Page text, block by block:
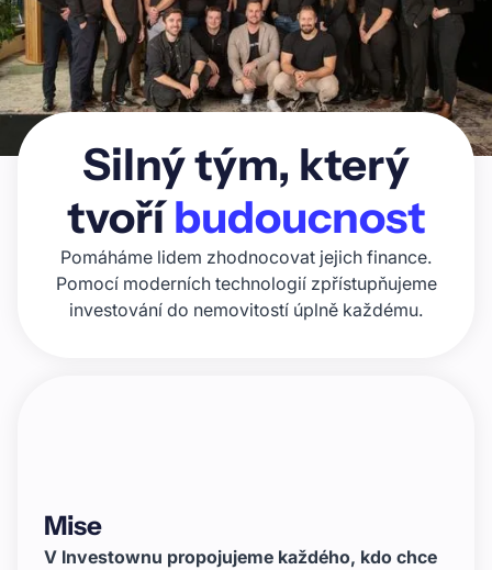
Silný tým, který
tvoříbudoucnost
Pomáháme lidem zhodnocovat jejich finance.
Pomocí moderních technologií zpřístupňujeme
investování do nemovitostí úplně každému.
Mise
V Investownu propojujeme každého, kdo chce